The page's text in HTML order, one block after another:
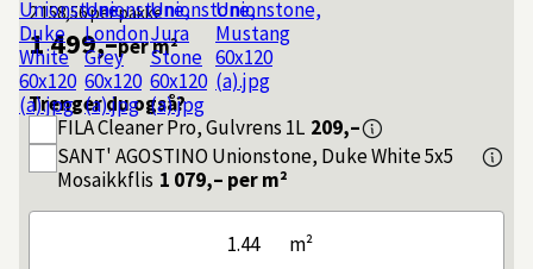
2 158,56per pakke
1 499,–per m²
Trenger du også?
FILACleaner Pro, Gulvrens 1L 209,–
SANT' AGOSTINO Unionstone, Duke White 5x5
Mosaikkflis 1 079,– per m²
m²